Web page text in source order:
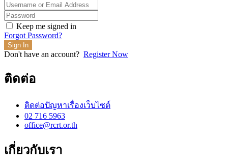
Keep me signed in
Forgot Password?
Sign In
Don't have an account? Register Now
ติดต่อ
ติดต่อปัญหาเรื่องเว็บไซต์
02 716 5963
office@rcrt.or.th
เกี่ยวกับเรา